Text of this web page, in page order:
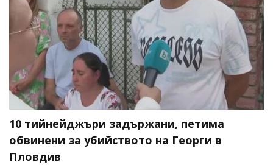
10 тийнейджъри задържани, петима
обвинени за убийството на Георги в
Пловдив